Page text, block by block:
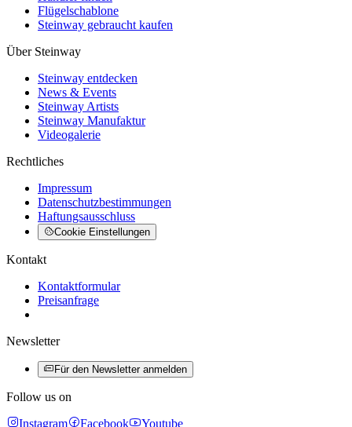
Flügelschablone
Steinway gebraucht kaufen
Über Steinway
Steinway entdecken
News & Events
Steinway Artists
Steinway Manufaktur
Videogalerie
Rechtliches
Impressum
Datenschutzbestimmungen
Haftungsausschluss
Cookie Einstellungen
Kontakt
Kontaktformular
Preisanfrage
Newsletter
Für den Newsletter anmelden
Follow us on
Instagram
Facebook
Youtube